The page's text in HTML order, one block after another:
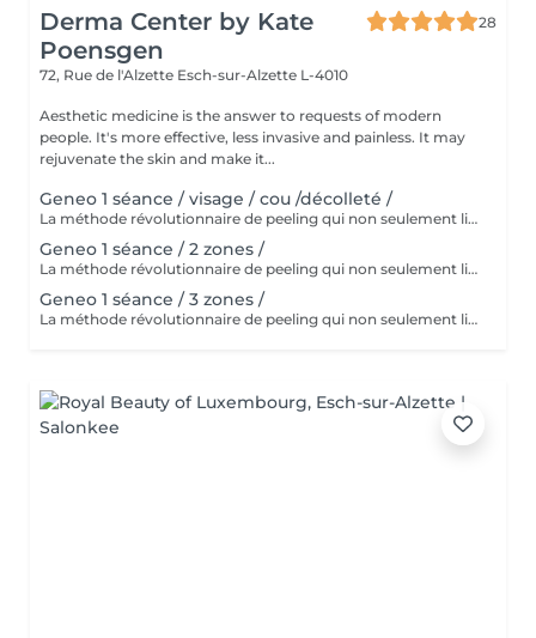
Derma Center by Kate
Poensgen
28
72, Rue de l'Alzette Esch-sur-Alzette L-4010
Aesthetic medicine is the answer to requests of modern
people. It's more effective, less invasive and painless. It may
rejuvenate the skin and make it...
Geneo 1 séance / visage / cou /décolleté /
La méthode révolutionnaire de peeling qui non seulement libère la peau des couches de cellules mortes, mais en même temps la soigne intensément avec des ingrédients actifs et peut provoquer une oxygénation des tissus ! L'association d'un peeling intensif, d'un raffermissant, d'un massage radiofréquence profondément régénérant et d'un massage vibratoire ! Effet immédiat sans temps d'arrêt : le traitement idéal avant les grandes occasions
Geneo 1 séance / 2 zones /
La méthode révolutionnaire de peeling qui non seulement libère la peau des couches de cellules mortes, mais en même temps la soigne intensément avec des ingrédients actifs et peut provoquer une oxygénation des tissus ! L'association d'un peeling intensif, d'un raffermissant, d'un massage radiofréquence profondément régénérant et d'un massage vibratoire ! Effet immédiat sans temps d'arrêt : le traitement idéal avant les grandes occasions.
Geneo 1 séance / 3 zones /
La méthode révolutionnaire de peeling qui non seulement libère la peau des couches de cellules mortes, mais en même temps la soigne intensément avec des ingrédients actifs et peut provoquer une oxygénation des tissus ! L'association d'un peeling intensif, d'un raffermissant, d'un massage radiofréquence profondément régénérant et d'un massage vibratoire ! Effet immédiat sans temps d'arrêt : le traitement idéal avant les grandes occasions.